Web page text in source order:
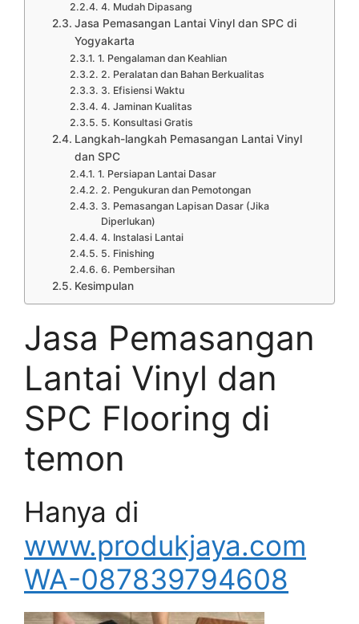
4. Mudah Dipasang
Jasa Pemasangan Lantai Vinyl dan SPC di
Yogyakarta
1. Pengalaman dan Keahlian
2. Peralatan dan Bahan Berkualitas
3. Efisiensi Waktu
4. Jaminan Kualitas
5. Konsultasi Gratis
Langkah-langkah Pemasangan Lantai Vinyl
dan SPC
1. Persiapan Lantai Dasar
2. Pengukuran dan Pemotongan
3. Pemasangan Lapisan Dasar (Jika
Diperlukan)
4. Instalasi Lantai
5. Finishing
6. Pembersihan
Kesimpulan
Jasa Pemasangan
Lantai Vinyl dan
SPC Flooring di
temon
Hanya di
www.produkjaya.com
WA-087839794608